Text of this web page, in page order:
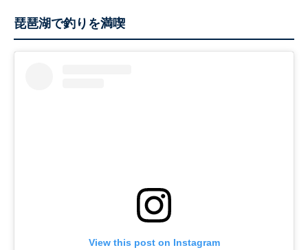
琵琶湖で釣りを満喫
View this post on Instagram